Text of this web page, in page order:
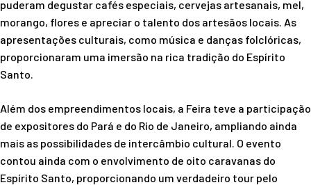
puderam degustar cafés especiais, cervejas artesanais, mel,
morango, flores e apreciar o talento dos artesãos locais. As
apresentações culturais, como música e danças folclóricas,
proporcionaram uma imersão na rica tradição do Espírito
Santo.
Além dos empreendimentos locais, a Feira teve a participação
de expositores do Pará e do Rio de Janeiro, ampliando ainda
mais as possibilidades de intercâmbio cultural. O evento
contou ainda com o envolvimento de oito caravanas do
Espírito Santo, proporcionando um verdadeiro tour pelo